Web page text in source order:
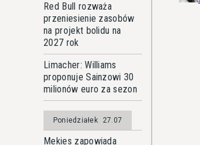
Red Bull rozważa
przeniesienie zasobów
na projekt bolidu na
2027 rok
Limacher: Williams
proponuje Sainzowi 30
milionów euro za sezon
Poniedziałek 27.07
Mekies zapowiada